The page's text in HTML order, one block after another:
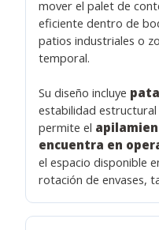
mover el palet de
eficiente dentro de
patios industriales o
temporal.
Su diseño incluye
estabilidad
permite el
encuentra en
el espacio disponible
rotación de envases,